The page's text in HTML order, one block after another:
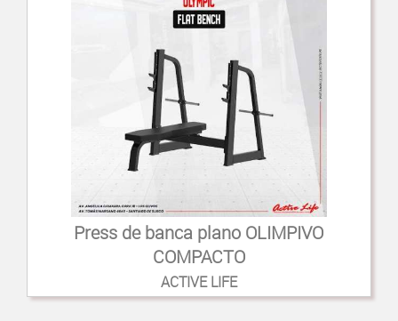
Press de banca plano OLIMPIVO
COMPACTO
ACTIVE LIFE